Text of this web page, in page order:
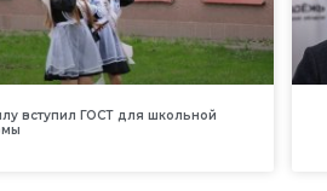
вступил ГОСТ для школьной